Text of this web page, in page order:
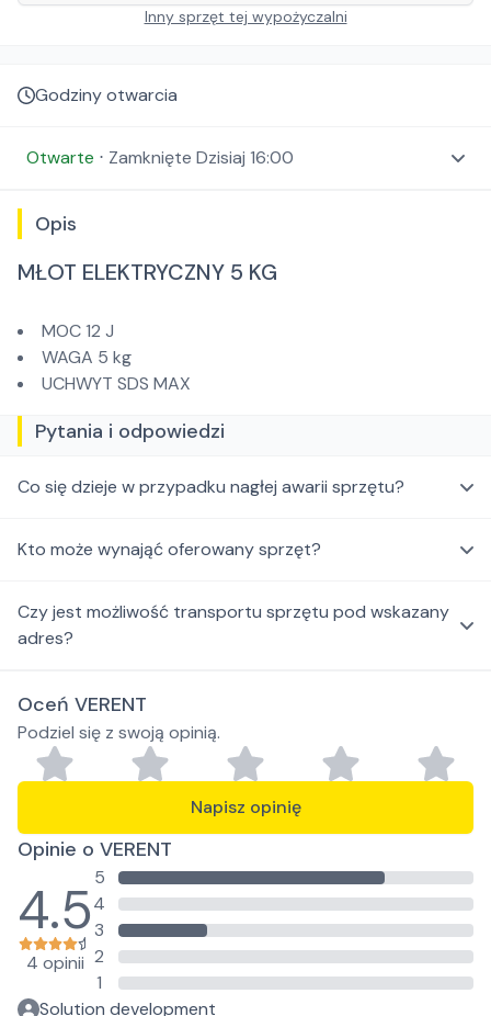
Inny sprzęt tej wypożyczalni
Godziny otwarcia
Otwarte ⋅ Zamknięte Dzisiaj 16:00
Opis
MŁOT ELEKTRYCZNY 5 KG
MOC 12 J
WAGA 5 kg
UCHWYT SDS MAX
Pytania i odpowiedzi
Co się dzieje w przypadku nagłej awarii sprzętu?
Kto może wynająć oferowany sprzęt?
Czy jest możliwość transportu sprzętu pod wskazany
adres?
Oceń VERENT
Podziel się z swoją opinią.
Napisz opinię
Opinie o VERENT
4.5
4 opinii
5
4
3
2
1
Solution development